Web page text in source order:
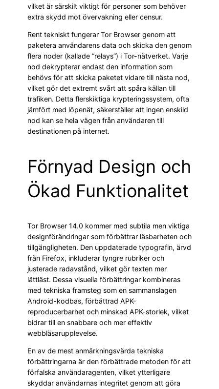
vilket är särskilt viktigt för personer som behöver
extra skydd mot övervakning eller censur.
Rent tekniskt fungerar Tor Browser genom att
paketera användarens data och skicka den genom
flera noder (kallade ”relays”) i Tor-nätverket. Varje
nod dekrypterar endast den information som
behövs för att skicka paketet vidare till nästa nod,
vilket gör det extremt svårt att spåra källan till
trafiken. Detta flerskiktiga krypteringssystem, ofta
jämfört med löpenät, säkerställer att ingen enskild
nod kan se hela vägen från användaren till
destinationen på internet.
Förnyad Design och
Ökad Funktionalitet
Tor Browser 14.0 kommer med subtila men viktiga
designförändringar som förbättrar läsbarheten och
tillgängligheten. Den uppdaterade typografin, ärvd
från Firefox, inkluderar tyngre rubriker och
justerade radavstånd, vilket gör texten mer
lättläst. Dessa visuella förbättringar kombineras
med tekniska framsteg som en sammanslagen
Android-kodbas, förbättrad APK-
reproducerbarhet och minskad APK-storlek, vilket
bidrar till en snabbare och mer effektiv
webbläsarupplevelse.
En av de mest anmärkningsvärda tekniska
förbättringarna är den förbättrade metoden för att
förfalska användaragenten, vilket ytterligare
skyddar användarnas integritet genom att göra